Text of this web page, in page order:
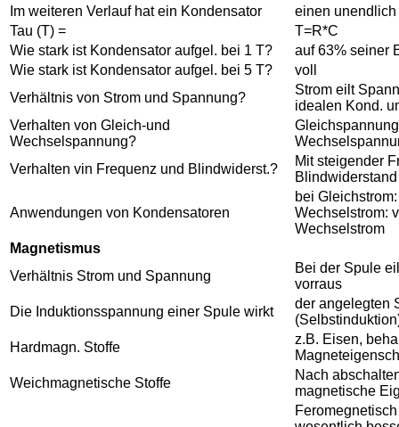
Im weiteren Verlauf hat ein Kondensator
einen
Tau (T) =
T=R*C
Wie stark ist Kondensator aufgel. bei 1 T?
auf 63% seiner
Wie stark ist Kondensator aufgel. bei 5 T?
voll
Verhältnis von Strom und Spannung?
Strom eilt
idealen Kond.
Verhalten von Gleich-und
Wechselspannung?
Verhalten vin Frequenz und Blindwiderst.?
Mit steigender
Anwendungen von Kondensatoren
bei
Wechselstrom:
Wechselstrom
Magnetismus
Verhältnis Strom und Spannung
Bei der Spule
vorraus
Die Induktionsspannung einer Spule wirkt
der angelegten
Hardmagn. Stoffe
z.B. Eisen,
Weichmagnetische Stoffe
Nach
magnetische